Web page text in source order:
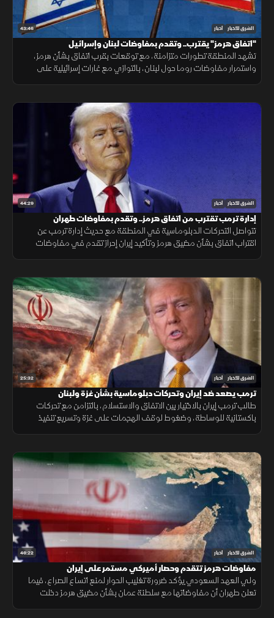
43:46 الشرق للأخبار أخبار
"اتفاق هرمز" يقترب.. وتقدم بمفاوضات لبنان وإسرائيل
تشهد المنطقة تطورات متزامنة، مع توقعات بقرب اتفاق بشأن هرمز،
واستمرار مفاوضات روما حول لبنان، بالتوازي مع غارات إسرائيلية على
44:29 الشرق للأخبار أخبار
إدارة ترمب تقترب من اتفاق هرمز.. وتقدم بمفاوضات طهران
تتواصل التحركات الدبلوماسية في المنطقة مع حديث إدارة ترمب عن
اقتراب اتفاق بشأن مضيق هرمز وتأكيد إيران إحراز تقدم في مفاوضات
25:32 الشرق للأخبار أخبار
ترمب يصعد ضد إيران وتحركات دبلوماسية بشأن غزة ولبنان
طالب ترمب إيران بالاختيار بين الاتفاق والاستسلام، بالتزامن مع تحركات
باكستانية للوساطة، وضغوط لوقف الهجمات على غزة وتسريع تنفيذ
46:22 الشرق للأخبار أخبار
مفاوضات هرمز تتقدم وحصار أميركي مستمر على إيران
ولي العهد السعودي يؤكد ضرورة تغليب الحوار لمنع اتساع الصراع، فيما
تعلن طهران أن مفاوضاتها مع سلطنة عمان بشأن مضيق هرمز دخلت